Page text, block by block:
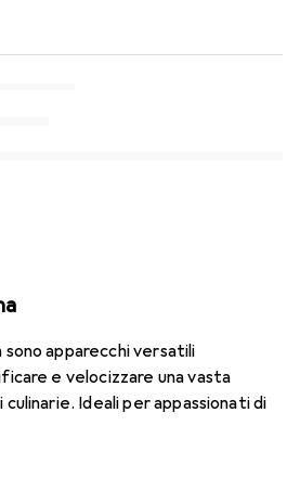
sono apparecchi versatili
e velocizzare una vasta
culinarie. Ideali per appassionati di